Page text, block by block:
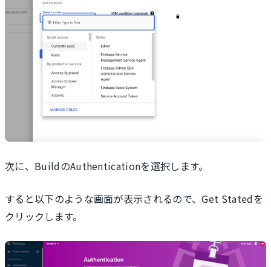
次に、BuildのAuthenticationを選択します。
すると以下のような画面が表示されるので、Get Statedを
クリックします。